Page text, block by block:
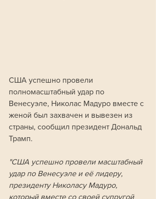
США успешно провели
полномасштабный удар по
Венесуэле, Николас Мадуро вместе с
женой был захвачен и вывезен из
страны, сообщил президент Дональд
Трамп.
"США успешно провели масштабный
удар по Венесуэле и её лидеру,
президенту Николасу Мадуро,
который вместе со своей супругой